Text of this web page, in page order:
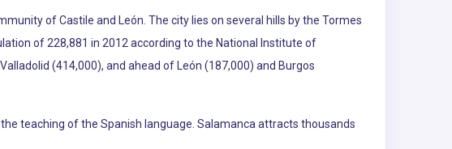
of Castile and León. The city lies on several hills by the Tormes
of 228,881 in 2012 according to the National Institute of
(414,000), and ahead of León (187,000) and Burgos
teaching of the Spanish language. Salamanca attracts thousands